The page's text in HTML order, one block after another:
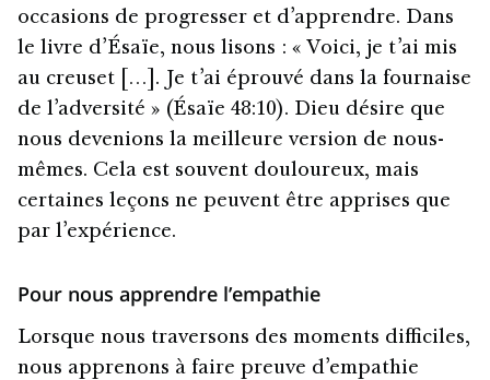
occasions de progresser et d’apprendre. Dans
le livre d’Ésaïe, nous lisons : « Voici, je t’ai mis
au creuset […]. Je t’ai éprouvé dans la fournaise
de l’adversité » (Ésaïe 48:10). Dieu désire que
nous devenions la meilleure version de nous-
mêmes. Cela est souvent douloureux, mais
certaines leçons ne peuvent être apprises que
par l’expérience.
Pour nous apprendre l’empathie
Lorsque nous traversons des moments difficiles,
nous apprenons à faire preuve d’empathie